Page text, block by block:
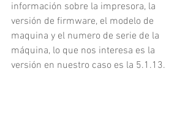
información sobre la impresora, la
versión de firmware, el modelo de
maquina y el numero de serie de la
máquina, lo que nos interesa es la
versión en nuestro caso es la 5.1.13.